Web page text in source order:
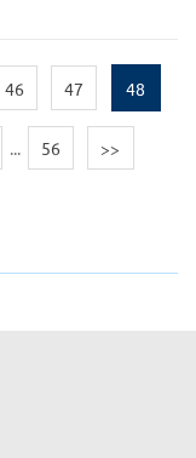
46 47 48
... 56 >>